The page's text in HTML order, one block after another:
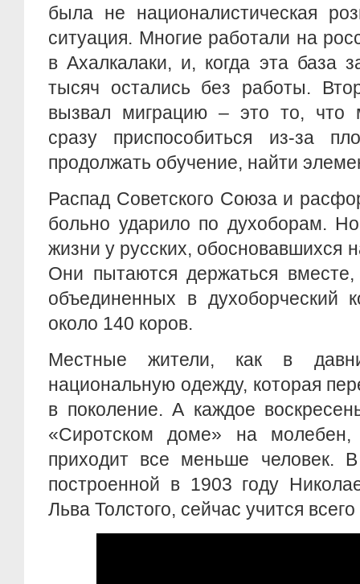
была не националистическая
ситуация. Многие работали на
в Ахалкалаки, и, когда эта база
тысяч остались без работы.
вызвал миграцию – это то, что
сразу приспособиться из-за
продолжать обучение, найти
Распад Советского Союза и
больно ударило по духоборам.
жизни у русских, обосновавшихся
Они пытаются держаться
объединенных в духоборческий
около 140 коров.
Местные жители, как в
национальную одежду, которая
в поколение. А каждое
«Сиротском доме» на
приходит все меньше человек.
построенной в 1903 году
Льва Толстого, сейчас учится